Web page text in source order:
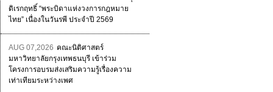
ดิเรกฤทธิ์ “พระบิดาแห่งวงการกฎหมาย
ไทย” เนื่องในวันรพี ประจำปี 2569
AUG 07,2026 คณะนิติศาสตร์
มหาวิทยาลัยกรุงเทพธนบุรี เข้าร่วม
โครงการอบรมส่งเสริมความรู้เรื่องความ
เท่าเทียมระหว่างเพศ